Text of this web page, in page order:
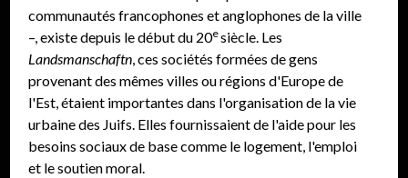
communautés francophones et anglophones de la ville
–, existe depuis le début du 20esiècle. Les
Landsmanschaftn, ces sociétés formées de gens
provenant des mêmes villes ou régions d'Europe de
l'Est, étaient importantes dans l'organisation de la vie
urbaine des Juifs. Elles fournissaient de l'aide pour les
besoins sociaux de base comme le logement, l'emploi
et le soutien moral.